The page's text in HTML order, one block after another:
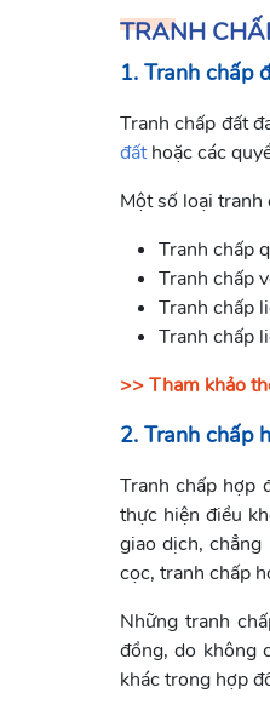
TRANH
1. Tranh chấp
Tranh chấp đất
đấthoặc các
Một số loại tranh
Tranh chấp
Tranh chấp
Tranh chấp
Tranh chấp
>> Tham khảo
2. Tranh chấp
Tranh chấp hợp
thực hiện điều
giao dịch,
cọc, tranh chấp
Những tranh
đồng, do không
khác trong hợp